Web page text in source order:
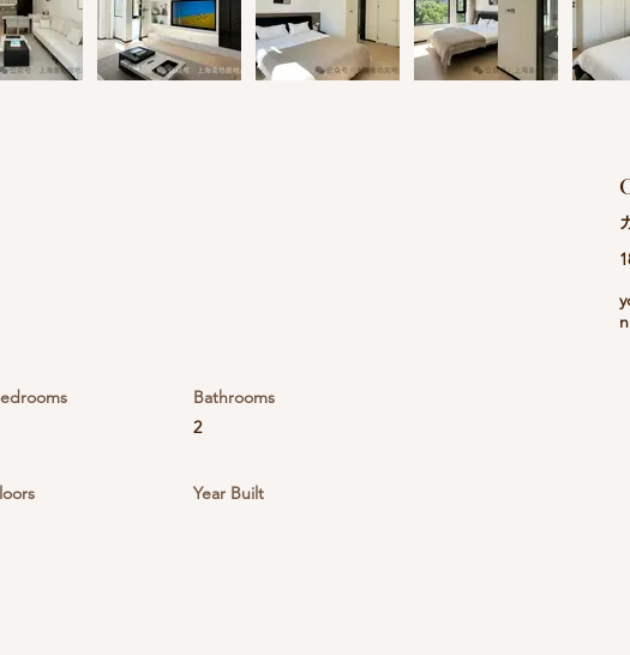
n
Bathrooms
2
Year Built